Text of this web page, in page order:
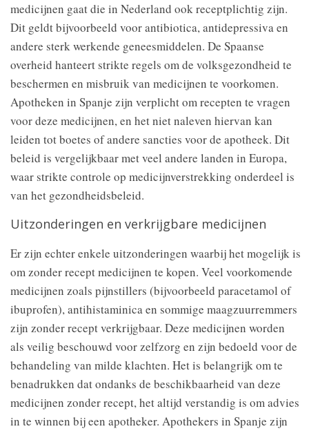
medicijnen gaat die in Nederland ook receptplichtig zijn.
Dit geldt bijvoorbeeld voor antibiotica, antidepressiva en
andere sterk werkende geneesmiddelen. De Spaanse
overheid hanteert strikte regels om de volksgezondheid te
beschermen en misbruik van medicijnen te voorkomen.
Apotheken in Spanje zijn verplicht om recepten te vragen
voor deze medicijnen, en het niet naleven hiervan kan
leiden tot boetes of andere sancties voor de apotheek. Dit
beleid is vergelijkbaar met veel andere landen in Europa,
waar strikte controle op medicijnverstrekking onderdeel is
van het gezondheidsbeleid.
Uitzonderingen en verkrijgbare medicijnen
Er zijn echter enkele uitzonderingen waarbij het mogelijk is
om zonder recept medicijnen te kopen. Veel voorkomende
medicijnen zoals pijnstillers (bijvoorbeeld paracetamol of
ibuprofen), antihistaminica en sommige maagzuurremmers
zijn zonder recept verkrijgbaar. Deze medicijnen worden
als veilig beschouwd voor zelfzorg en zijn bedoeld voor de
behandeling van milde klachten. Het is belangrijk om te
benadrukken dat ondanks de beschikbaarheid van deze
medicijnen zonder recept, het altijd verstandig is om advies
in te winnen bij een apotheker. Apothekers in Spanje zijn